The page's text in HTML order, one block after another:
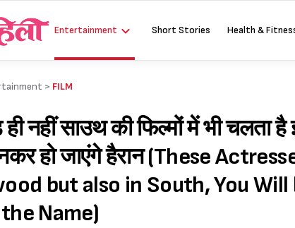
Entertainment Short Stories Health &
> FILM
ही नहीं साउथ की फिल्मों में भी चलता
हो जाएंगे हैरान (These
but also in South, You
Name)